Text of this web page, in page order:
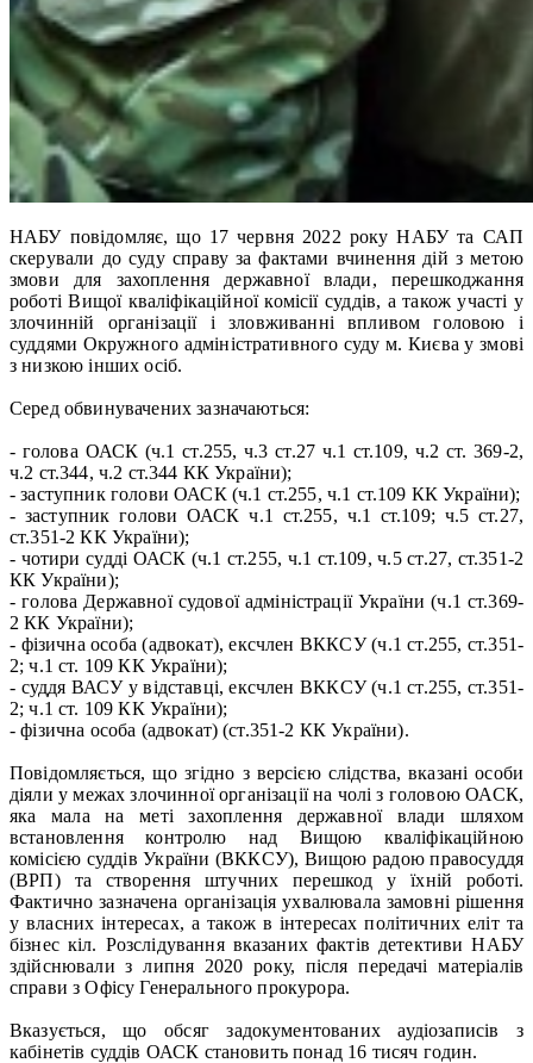
НАБУ повідомляє, що 17 червня 2022 року НАБУ та САП
скерували до суду справу за фактами вчинення дій з метою
змови для захоплення державної влади, перешкоджання
роботі Вищої кваліфікаційної комісії суддів, а також участі у
злочинній організації і зловживанні впливом головою і
суддями Окружного адміністративного суду м. Києва у змові
з низкою інших осіб.
Серед обвинувачених зазначаються:
- голова ОАСК (ч.1 ст.255, ч.3 ст.27 ч.1 ст.109, ч.2 ст. 369-2,
ч.2 ст.344, ч.2 ст.344 КК України);
- заступник голови ОАСК (ч.1 ст.255, ч.1 ст.109 КК України);
- заступник голови ОАСК ч.1 ст.255, ч.1 ст.109; ч.5 ст.27,
ст.351-2 КК України);
- чотири судді ОАСК (ч.1 ст.255, ч.1 ст.109, ч.5 ст.27, ст.351-2
КК України);
- голова Державної судової адміністрації України (ч.1 ст.369-
2 КК України);
- фізична особа (адвокат), ексчлен ВККСУ (ч.1 ст.255, ст.351-
2; ч.1 ст. 109 КК України);
- суддя ВАСУ у відставці, ексчлен ВККСУ (ч.1 ст.255, ст.351-
2; ч.1 ст. 109 КК України);
- фізична особа (адвокат) (ст.351-2 КК України).
Повідомляється, що згідно з версією слідства, вказані особи
діяли у межах злочинної організації на чолі з головою ОАСК,
яка мала на меті захоплення державної влади шляхом
встановлення контролю над Вищою кваліфікаційною
комісією суддів України (ВККСУ), Вищою радою правосуддя
(ВРП) та створення штучних перешкод у їхній роботі.
Фактично зазначена організація ухвалювала замовні рішення
у власних інтересах, а також в інтересах політичних еліт та
бізнес кіл. Розслідування вказаних фактів детективи НАБУ
здійснювали з липня 2020 року, після передачі матеріалів
справи з Офісу Генерального прокурора.
Вказується, що обсяг задокументованих аудіозаписів з
кабінетів суддів ОАСК становить понад 16 тисяч годин.